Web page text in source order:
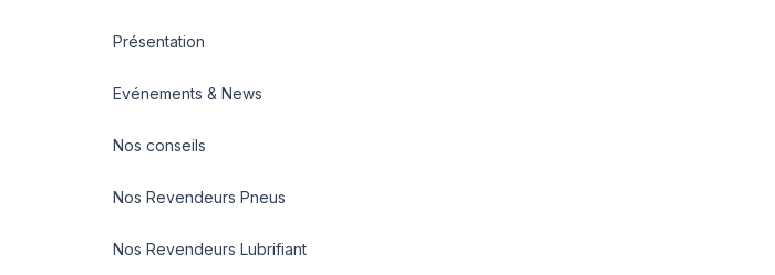
Présentation
Evénements & News
Nos conseils
Nos Revendeurs Pneus
Nos Revendeurs Lubrifiant